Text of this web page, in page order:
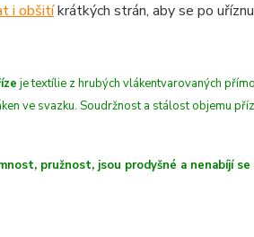
i obšitíkrátkých strán, aby se po
je textílie z hrubých vlákentvarovaných
ve svazku. Soudržnost a stálost objemu
pružnost, jsou prodyšné a nenabíjí